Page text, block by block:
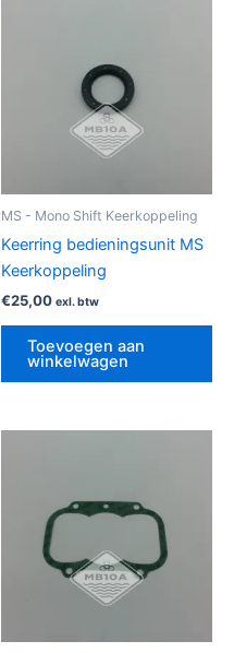
MS - Mono Shift Keerkoppeling
Keerring bedieningsunit MS
Keerkoppeling
€25,00 exl. btw
Toevoegen aan
winkelwagen